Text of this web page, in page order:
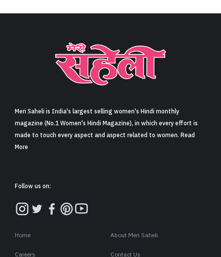
Meri Saheli is India's largest selling women's Hindi monthly
magazine (No.1 Women's Hindi Magazine), in which every effort is
made to touch every aspect and aspect related to women. Read
More
Follow us on:
Home About Meri Saheli
Careers Contact Us